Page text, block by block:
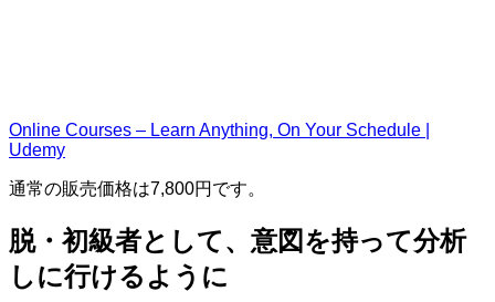
Online Courses – Learn Anything, On Your Schedule |
Udemy
通常の販売価格は7,800円です。
脱・初級者として、意図を持って分析
しに行けるように